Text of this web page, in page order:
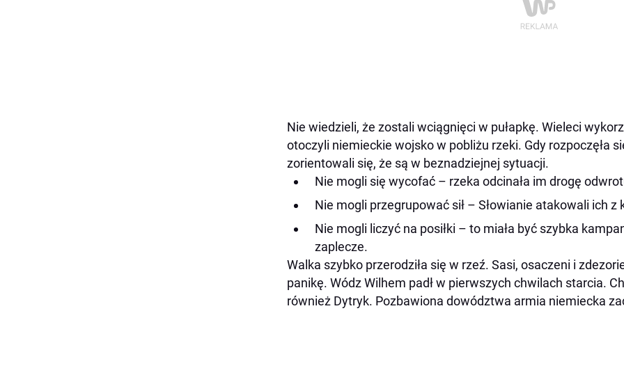
Nie wiedzieli, że zostali wciągnięci w pułapkę. Wieleci
otoczyli niemieckie wojsko w pobliżu rzeki. Gdy rozpoczęła
zorientowali się, że są w beznadziejnej sytuacji.
Nie mogli się wycofać – rzeka odcinała im drogę
Nie mogli przegrupować sił – Słowianie atakowali ich
Nie mogli liczyć na posiłki – to miała być szybka
zaplecze.
Walka szybko przerodziła się w rzeź. Sasi, osaczeni i
panikę. Wódz Wilhem padł w pierwszych chwilach starcia.
również Dytryk. Pozbawiona dowództwa armia niemiecka